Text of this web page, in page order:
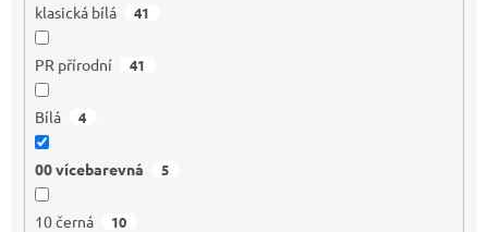
klasická bílá 41
PR přírodní 41
Bílá 4
00 vícebarevná 5
10 černá 10